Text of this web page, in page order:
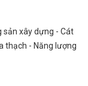
sản xây dựng - Cát
thạch - Năng lượng